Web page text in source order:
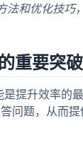
和优化技巧
重要突破
提升效率的
问题，从而